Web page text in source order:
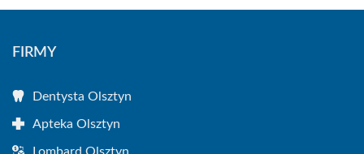
FIRMY
Dentysta Olsztyn
Apteka Olsztyn